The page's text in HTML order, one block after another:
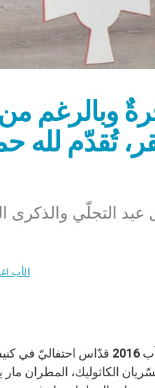
وبالرغم
التجلّي والذكرى
الأب
أُقيم صباح يوم الجمعة 5 آب
الكاثوليك، المطران